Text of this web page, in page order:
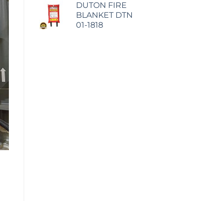
DUTON FIRE
BLANKET DTN
01-1818